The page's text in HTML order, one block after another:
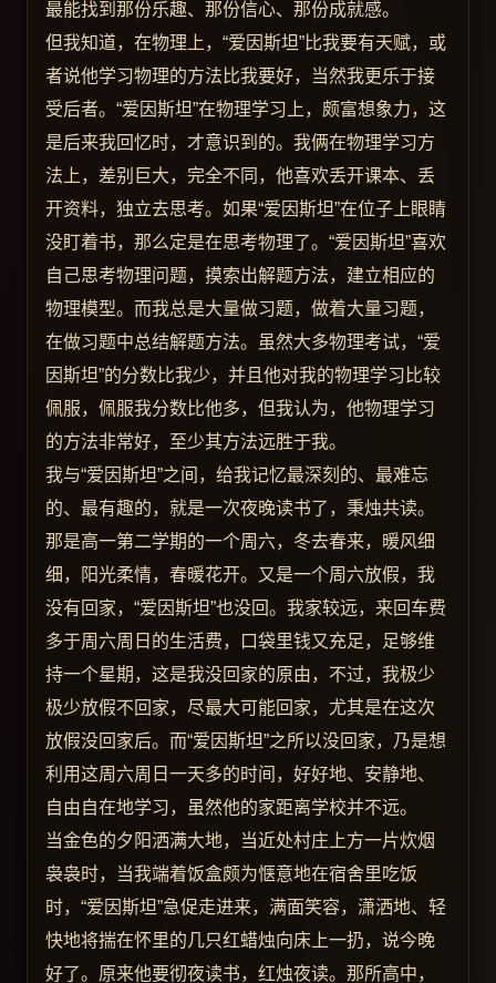
最能找到那份乐趣、那份信心、那份成就感。
但我知道，在物理上，“爱因斯坦”比我要有天赋，或
者说他学习物理的方法比我要好，当然我更乐于接
受后者。“爱因斯坦”在物理学习上，颇富想象力，这
是后来我回忆时，才意识到的。我俩在物理学习方
法上，差别巨大，完全不同，他喜欢丢开课本、丢
开资料，独立去思考。如果“爱因斯坦”在位子上眼睛
没盯着书，那么定是在思考物理了。“爱因斯坦”喜欢
自己思考物理问题，摸索出解题方法，建立相应的
物理模型。而我总是大量做习题，做着大量习题，
在做习题中总结解题方法。虽然大多物理考试，“爱
因斯坦”的分数比我少，并且他对我的物理学习比较
佩服，佩服我分数比他多，但我认为，他物理学习
的方法非常好，至少其方法远胜于我。
我与“爱因斯坦”之间，给我记忆最深刻的、最难忘
的、最有趣的，就是一次夜晚读书了，秉烛共读。
那是高一第二学期的一个周六，冬去春来，暖风细
细，阳光柔情，春暖花开。又是一个周六放假，我
没有回家，“爱因斯坦”也没回。我家较远，来回车费
多于周六周日的生活费，口袋里钱又充足，足够维
持一个星期，这是我没回家的原由，不过，我极少
极少放假不回家，尽最大可能回家，尤其是在这次
放假没回家后。而“爱因斯坦”之所以没回家，乃是想
利用这周六周日一天多的时间，好好地、安静地、
自由自在地学习，虽然他的家距离学校并不远。
当金色的夕阳洒满大地，当近处村庄上方一片炊烟
袅袅时，当我端着饭盒颇为惬意地在宿舍里吃饭
时，“爱因斯坦”急促走进来，满面笑容，潇洒地、轻
快地将揣在怀里的几只红蜡烛向床上一扔，说今晚
好了。原来他要彻夜读书，红烛夜读。那所高中，